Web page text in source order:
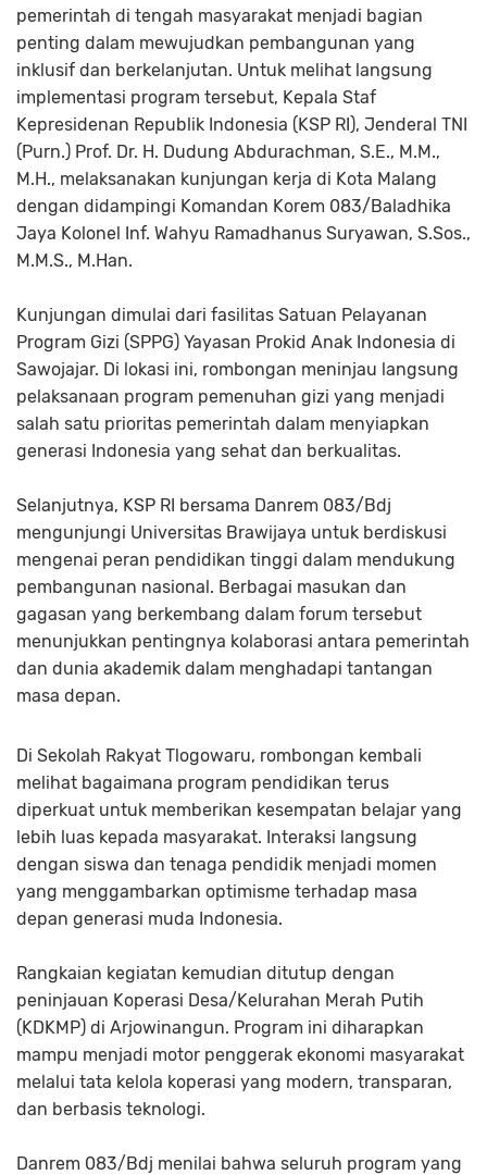
pemerintah di tengah masyarakat menjadi bagian
penting dalam mewujudkan pembangunan yang
inklusif dan berkelanjutan. Untuk melihat langsung
implementasi program tersebut, Kepala Staf
Kepresidenan Republik Indonesia (KSP RI), Jenderal TNI
(Purn.) Prof. Dr. H. Dudung Abdurachman, S.E., M.M.,
M.H., melaksanakan kunjungan kerja di Kota Malang
dengan didampingi Komandan Korem 083/Baladhika
Jaya Kolonel Inf. Wahyu Ramadhanus Suryawan, S.Sos.,
M.M.S., M.Han.
Kunjungan dimulai dari fasilitas Satuan Pelayanan
Program Gizi (SPPG) Yayasan Prokid Anak Indonesia di
Sawojajar. Di lokasi ini, rombongan meninjau langsung
pelaksanaan program pemenuhan gizi yang menjadi
salah satu prioritas pemerintah dalam menyiapkan
generasi Indonesia yang sehat dan berkualitas.
Selanjutnya, KSP RI bersama Danrem 083/Bdj
mengunjungi Universitas Brawijaya untuk berdiskusi
mengenai peran pendidikan tinggi dalam mendukung
pembangunan nasional. Berbagai masukan dan
gagasan yang berkembang dalam forum tersebut
menunjukkan pentingnya kolaborasi antara pemerintah
dan dunia akademik dalam menghadapi tantangan
masa depan.
Di Sekolah Rakyat Tlogowaru, rombongan kembali
melihat bagaimana program pendidikan terus
diperkuat untuk memberikan kesempatan belajar yang
lebih luas kepada masyarakat. Interaksi langsung
dengan siswa dan tenaga pendidik menjadi momen
yang menggambarkan optimisme terhadap masa
depan generasi muda Indonesia.
Rangkaian kegiatan kemudian ditutup dengan
peninjauan Koperasi Desa/Kelurahan Merah Putih
(KDKMP) di Arjowinangun. Program ini diharapkan
mampu menjadi motor penggerak ekonomi masyarakat
melalui tata kelola koperasi yang modern, transparan,
dan berbasis teknologi.
Danrem 083/Bdj menilai bahwa seluruh program yang